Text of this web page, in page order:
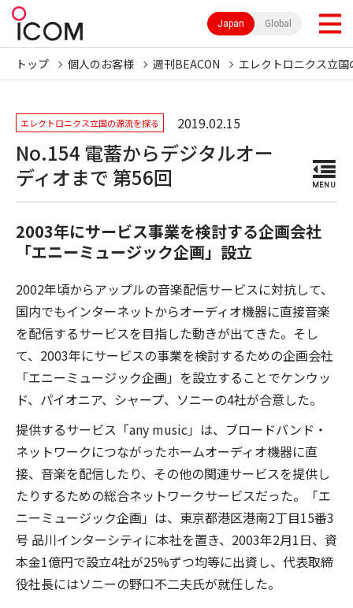
Japan Global
トップ 個人のお客様 週刊BEACON エレクトロニクス立
エレクトロニクス立国の源流を探る 2019.02.15
No.154 電蓄からデジタルオー
ディオまで 第56回
MENU
2003年にサービス事業を検討する企画会社
「エニーミュージック企画」設立
2002年頃からアップルの音楽配信サービスに対抗して、
国内でもインターネットからオーディオ機器に直接音楽
を配信するサービスを目指した動きが出てきた。そし
て、2003年にサービスの事業を検討するための企画会社
「エニーミュージック企画」を設立することでケンウッ
ド、パイオニア、シャープ、ソニーの4社が合意した。
提供するサービス「any music」は、ブロードバンド・
ネットワークにつながったホームオーディオ機器に直
接、音楽を配信したり、その他の関連サービスを提供し
たりするための総合ネットワークサービスだった。「エ
ニーミュージック企画」は、東京都港区港南2丁目15番3
号 品川インターシティに本社を置き、2003年2月1日、資
本金1億円で設立4社が25%ずつ均等に出資し、代表取締
役社長にはソニーの野口不二夫氏が就任した。